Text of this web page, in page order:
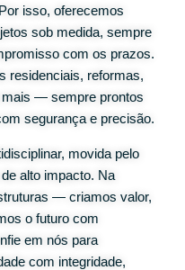
isso, oferecemos
sob medida, sempre
com os prazos.
residenciais, reformas,
mais — sempre prontos
segurança e precisão.
movida pelo
alto impacto. Na
— criamos valor,
o futuro com
em nós para
com integridade,